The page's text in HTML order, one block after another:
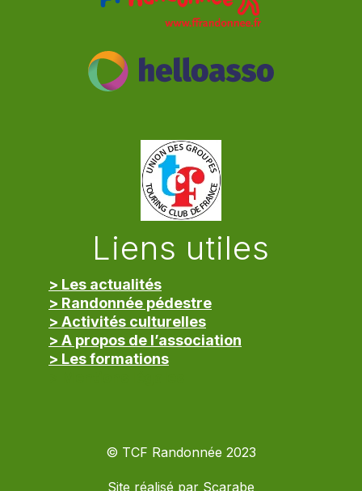
Liens utiles
> Les actualités
> Randonnée pédestre
> Activités culturelles
> A propos de l’association
> Les formations
© TCF Randonnée 2023
Site réalisé par Scarabe